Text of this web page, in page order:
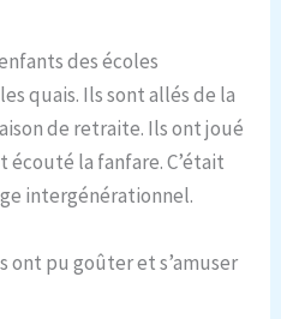
des écoles
quais. Ils sont allés de la
de retraite. Ils ont joué
la fanfare. C’était
intergénérationnel.
ont pu goûter et s’amuser